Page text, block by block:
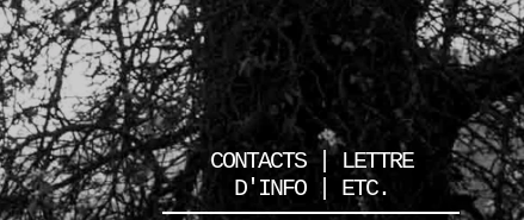
CONTACTS | LETTRE
D'INFO | ETC.